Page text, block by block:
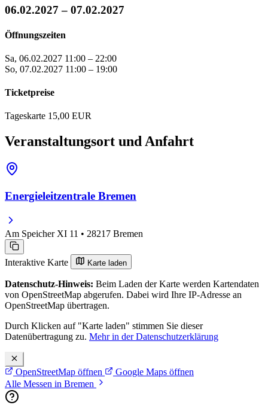
06.02.2027 – 07.02.2027
Öffnungszeiten
Sa, 06.02.2027 11:00 – 22:00
So, 07.02.2027 11:00 – 19:00
Ticketpreise
Tageskarte 15,00 EUR
Veranstaltungsort und Anfahrt
Energieleitzentrale Bremen
Am Speicher XI 11 • 28217 Bremen
Interaktive Karte Karte laden
Datenschutz-Hinweis: Beim Laden der Karte werden Kartendaten
von OpenStreetMap abgerufen. Dabei wird Ihre IP-Adresse an
OpenStreetMap übertragen.
Durch Klicken auf "Karte laden" stimmen Sie dieser
Datenübertragung zu. Mehr in der Datenschutzerklärung
OpenStreetMap öffnen
Google Maps öffnen
Alle Messen in Bremen